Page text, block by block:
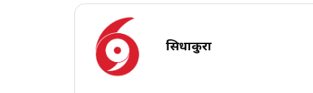
सिधाकुरा